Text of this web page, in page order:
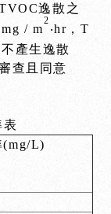
逸散之
/ m
2
‧hr，T
產生逸散
查且同意
準(mg/L)